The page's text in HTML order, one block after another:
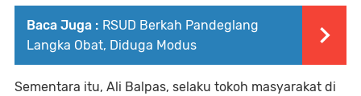
Baca Juga : RSUD Berkah Pandeglang
Langka Obat, Diduga Modus
Sementara itu, Ali Balpas, selaku tokoh masyarakat di